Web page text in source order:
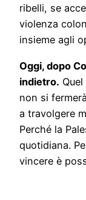
ribelli, se
violenza
insieme agli
Oggi, dopo
indietro.
non si
a travolgere
Perché la
quotidiana.
vincere è